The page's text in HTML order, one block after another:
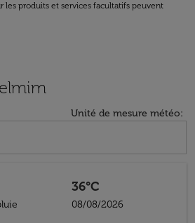
les produits et services facultatifs peuvent
Unité de mesure météo:
36°C
08/08/2026